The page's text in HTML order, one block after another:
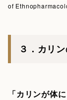
of
３．カリ
「カリンが体